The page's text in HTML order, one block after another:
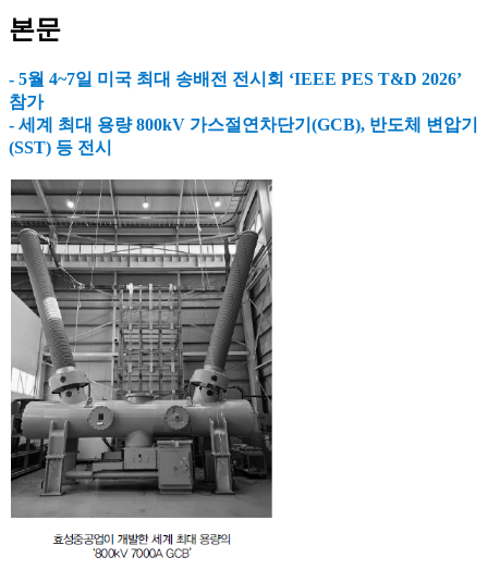
본문
- 5월 4~7일 미국 최대 송배전 전시회 ‘IEEE PES T&D 2026’
참가
- 세계 최대 용량 800kV 가스절연차단기(GCB), 반도체 변압기
(SST) 등 전시